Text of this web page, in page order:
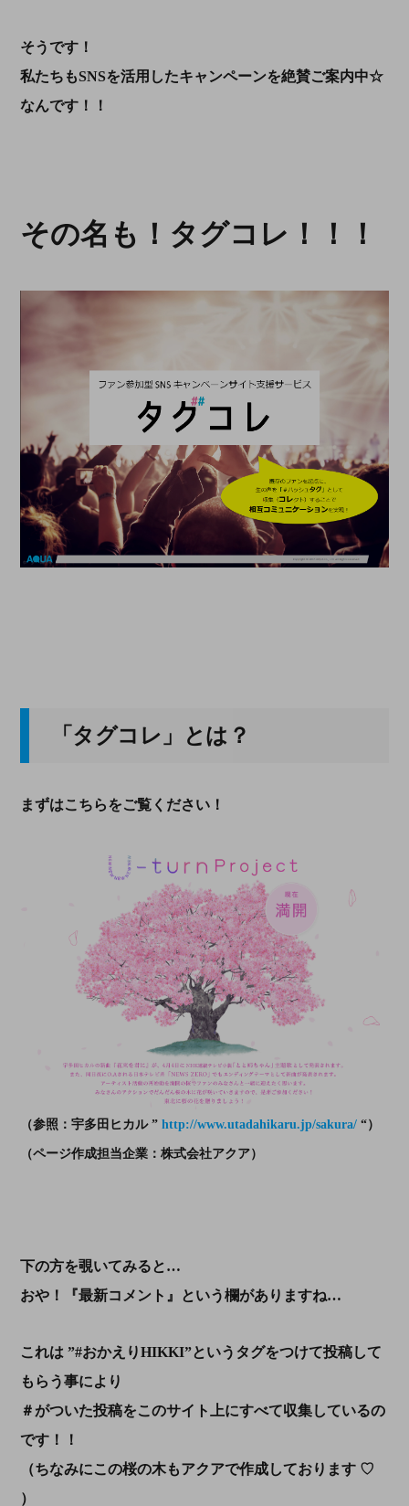
そうです！
私たちもSNSを活用したキャンペーンを絶賛ご案内中☆
なんです！！
その名も！タグコレ！！！
「タグコレ」とは？
まずはこちらをご覧ください！
（参照：宇多田ヒカル ” http://www.utadahikaru.jp/sakura/“）
（ページ作成担当企業：株式会社アクア）
下の方を覗いてみると…
おや！『最新コメント』という欄がありますね…
これは ”#おかえりHIKKI”というタグをつけて投稿して
もらう事により
＃がついた投稿をこのサイト上にすべて収集しているの
です！！
（ちなみにこの桜の木もアクアで作成しております ♡
）